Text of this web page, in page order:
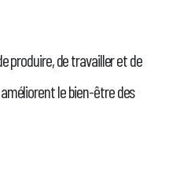
produire, de travailler et de
le bien-être des